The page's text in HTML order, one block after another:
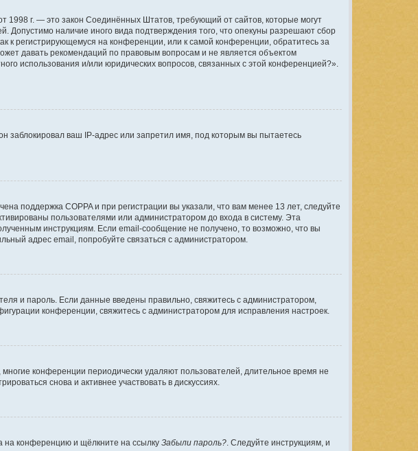
1998 г. — это закон Соединённых Штатов, требующий от сайтов, которые могут
наличие иного вида подтверждения того, что опекуны разрешают сбор
регистрирующемуся на конференции, или к самой конференции, обратитесь за
давать рекомендаций по правовым вопросам и не является объектом
использования и/или юридических вопросов, связанных с этой конференцией?».
заблокировал ваш IP-адрес или запретил имя, под которым вы пытаетесь
поддержка COPPA и при регистрации вы указали, что вам менее 13 лет, следуйте
пользователями или администратором до входа в систему. Эта
инструкциям. Если email-сообщение не получено, то возможно, что вы
адрес email, попробуйте связаться с администратором.
и пароль. Если данные введены правильно, свяжитесь с администратором,
конференции, свяжитесь с администратором для исправления настроек.
конференции периодически удаляют пользователей, длительное время не
снова и активнее участвовать в дискуссиях.
на конференцию и щёлкните на ссылку Забыли пароль? . Следуйте инструкциям, и